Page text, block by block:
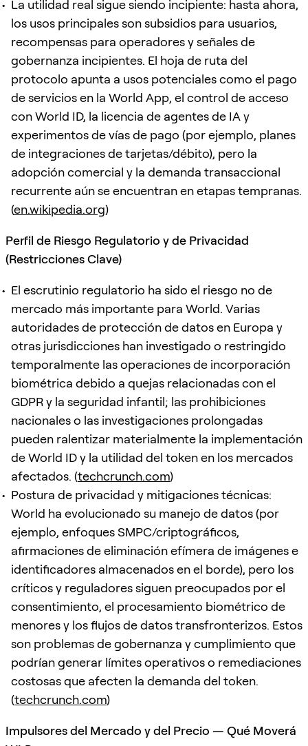
La utilidad real sigue siendo incipiente: hasta ahora,
los usos principales son subsidios para usuarios,
recompensas para operadores y señales de
gobernanza incipientes. El hoja de ruta del
protocolo apunta a usos potenciales como el pago
de servicios en la World App, el control de acceso
con World ID, la licencia de agentes de IA y
experimentos de vías de pago (por ejemplo, planes
de integraciones de tarjetas/débito), pero la
adopción comercial y la demanda transaccional
recurrente aún se encuentran en etapas tempranas.
(en.wikipedia.org)
Perfil de Riesgo Regulatorio y de Privacidad
(Restricciones Clave)
El escrutinio regulatorio ha sido el riesgo no de
mercado más importante para World. Varias
autoridades de protección de datos en Europa y
otras jurisdicciones han investigado o restringido
temporalmente las operaciones de incorporación
biométrica debido a quejas relacionadas con el
GDPR y la seguridad infantil; las prohibiciones
nacionales o las investigaciones prolongadas
pueden ralentizar materialmente la implementación
de World ID y la utilidad del token en los mercados
afectados. (techcrunch.com)
Postura de privacidad y mitigaciones técnicas:
World ha evolucionado su manejo de datos (por
ejemplo, enfoques SMPC/criptográficos,
afirmaciones de eliminación efímera de imágenes e
identificadores almacenados en el borde), pero los
críticos y reguladores siguen preocupados por el
consentimiento, el procesamiento biométrico de
menores y los flujos de datos transfronterizos. Estos
son problemas de gobernanza y cumplimiento que
podrían generar límites operativos o remediaciones
costosas que afecten la demanda del token.
(techcrunch.com)
Impulsores del Mercado y del Precio — Qué Moverá